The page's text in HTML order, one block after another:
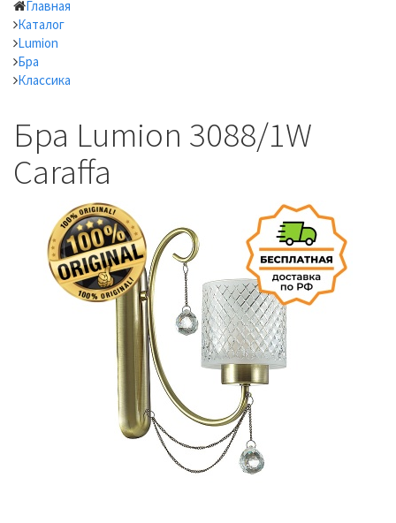
Главная
Каталог
Lumion
Бра
Классика
Бра Lumion 3088/1W
Caraffa